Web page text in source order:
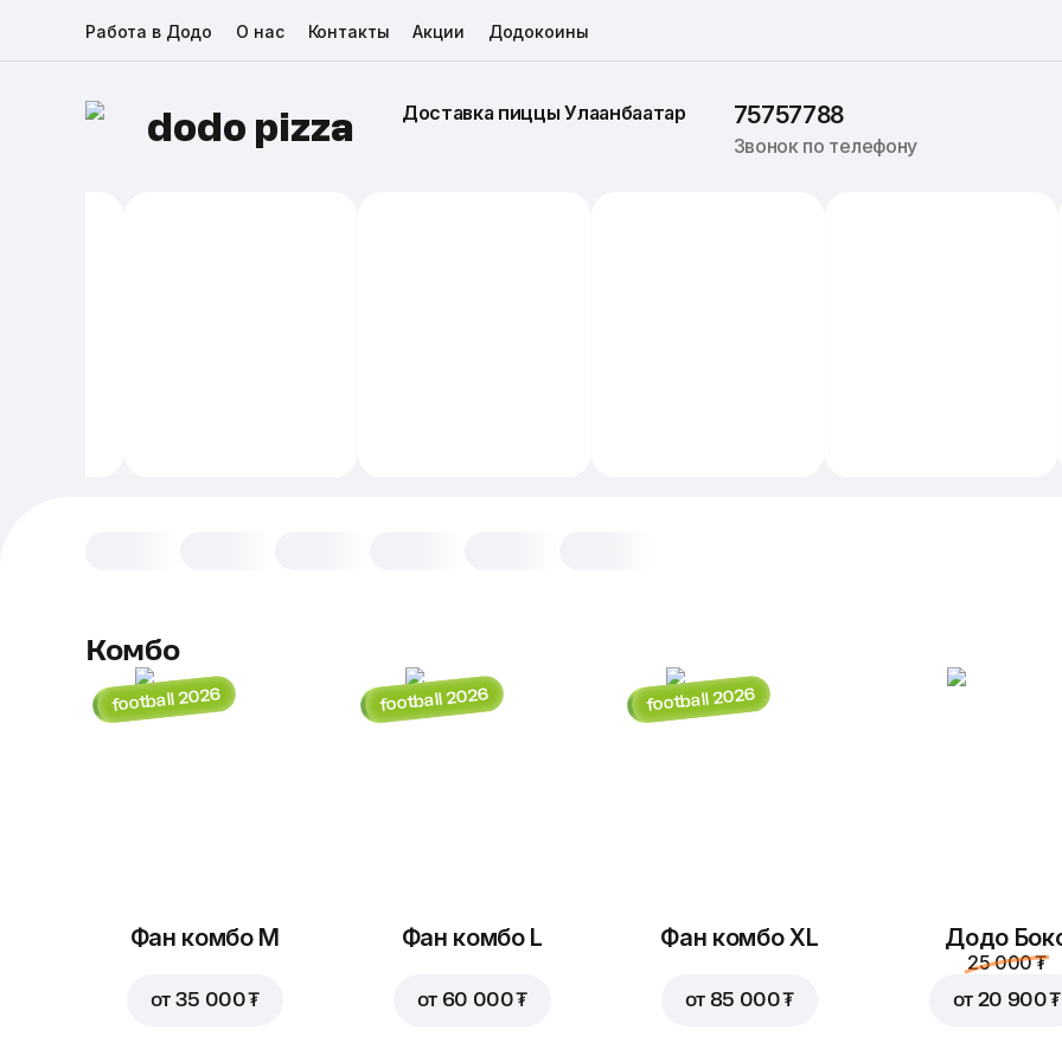
Работа в Додо О нас Контакты Акции Додокоины
dodo pizza Доставка пиццы Улаанбаатар 75757788
Звонок по телефону
Добавить по вкусу
Комбо
football 2026
Фан комбо М
от 35 000 ₮
football 2026
Фан комбо L
от 60 000 ₮
football 2026
Фан комбо XL
от 85 000 ₮
Додо
25 000 ₮
от 20 900 ₮